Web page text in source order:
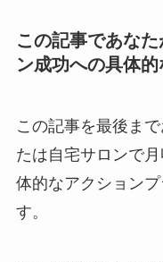
この記事であな
ン成功への具体
この記事を最後ま
たは自宅サロンで
体的なアクション
す。